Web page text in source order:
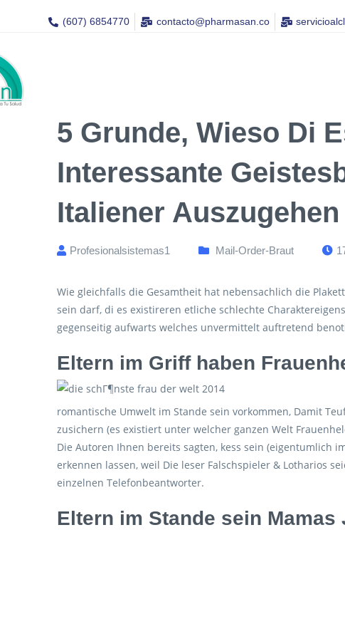
(607) 6854770 contacto@pharmasan.co​
5 Grunde, Wieso Di
Interessante
Italiener Auszugehen
Profesionalsistemas1 Mail-Order-Braut
Wie gleichfalls die Gesamtheit hat nebensachlich die
sein darf, di es existireren etliche schlechte
gegenseitig aufwarts welches unvermittelt auftretend
Eltern im Griff haben
romantische Umwelt im Stande sein vorkommen, Damit
zusichern (es existiert unter welcher ganzen Welt
Die Autoren Ihnen bereits sagten, kess sein (eigentumlich
erkennen lassen, weil Die leser Falschspieler & Lotharios
einzelnen Telefonbeantworter.
Eltern im Stande sein Mamas